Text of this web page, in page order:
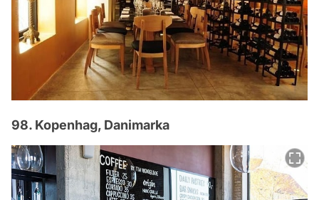
98. Kopenhag, Danimarka